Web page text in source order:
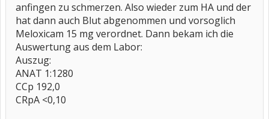
anfingen zu schmerzen. Also wieder zum HA und der
hat dann auch Blut abgenommen und vorsoglich
Meloxicam 15 mg verordnet. Dann bekam ich die
Auswertung aus dem Labor:
Auszug:
ANAT 1:1280
CCp 192,0
CRpA <0,10